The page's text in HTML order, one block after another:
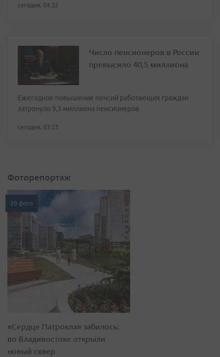
сегодня, 04:32
Число пенсионеров в России
превысило 40,5 миллиона
Ежегодное повышение пенсий работающих граждан
затронуло 9,3 миллиона пенсионеров
сегодня, 03:23
Фоторепортаж
20 фото
«Сердце Патрокла» забилось:
во Владивостоке открыли
новый сквер